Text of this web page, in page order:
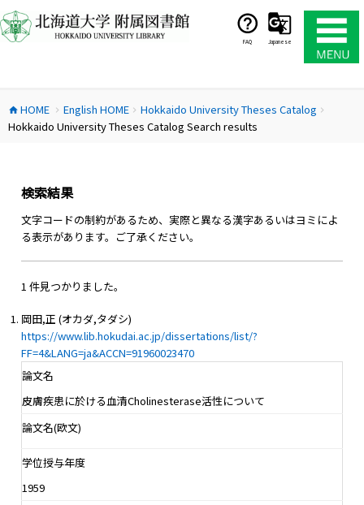
ン
テ
ス
キ
FAQ Japanese
home HOME chevron_right English HOMEchevron_right Hokkaido University Theses Catalog chevron_right
Hokkaido University Theses Catalog Search results
検索結果
文字コードの制約があるため、実際と異なる漢字あるいはヨミによ
る表示があります。ご了承ください。
1 件見つかりました。
岡田,正 (オカダ,タダシ)
https://www.lib.hokudai.ac.jp/dissertations/list/?
FF=4&LANG=ja&ACCN=91960023470
論文名
皮膚疾患に於ける血清Cholinesterase活性について
論文名(欧文)
学位授与年度
1959